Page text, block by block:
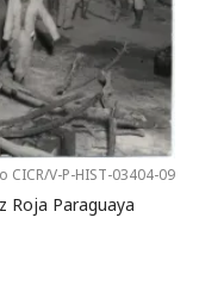
CICR/V-P-HIST-03404-09
Roja Paraguaya